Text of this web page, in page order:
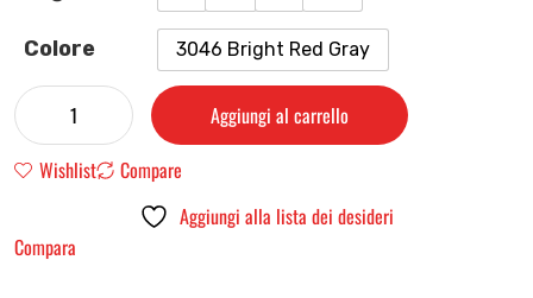
Colore 3046 Bright Red Gray
Aggiungi al carrello
Wishlist
Compare
Aggiungi alla lista dei desideri
Compara